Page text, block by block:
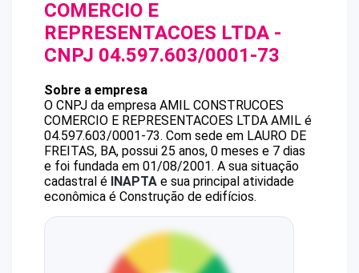
COMERCIO E
REPRESENTACOES LTDA -
CNPJ 04.597.603/0001-73
Sobre a empresa
O CNPJ da empresa AMIL CONSTRUCOES
COMERCIO E REPRESENTACOES LTDA AMIL é
04.597.603/0001-73. Com sede em LAURO DE
FREITAS, BA, possui 25 anos, 0 meses e 7 dias
e foi fundada em 01/08/2001. A sua situação
cadastral é INAPTA e sua principal atividade
econômica é Construção de edifícios.